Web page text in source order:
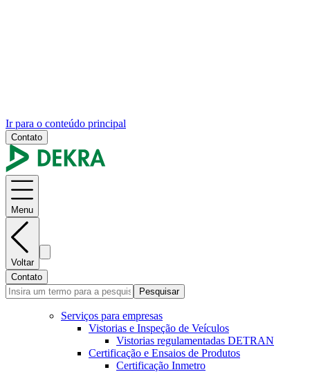
Ir para o conteúdo principal
Contato
Menu
Voltar
Contato
Pesquisar
Serviços para empresas
Vistorias e Inspeção de Veículos
Vistorias regulamentadas DETRAN
Certificação e Ensaios de Produtos
Certificação Inmetro